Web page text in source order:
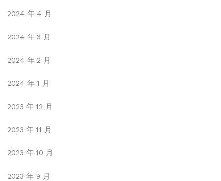
2024 年 4 月
2024 年 3 月
2024 年 2 月
2024 年 1 月
2023 年 12 月
2023 年 11 月
2023 年 10 月
2023 年 9 月